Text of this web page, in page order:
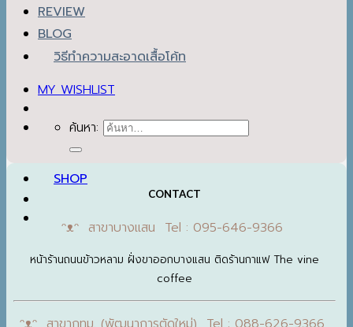
REVIEW
BLOG
วิธีทำความสะอาดเสื้อโค้ท
MY WISHLIST
ค้นหา:
SHOP
CONTACT
ᵔᴥᵔ สาขาบางแสน Tel : 095-646-9366
หน้าร้านถนนข้าวหลาม ฝั่งขาออกบางแสน ติดร้านกาแฟ The vine
coffee